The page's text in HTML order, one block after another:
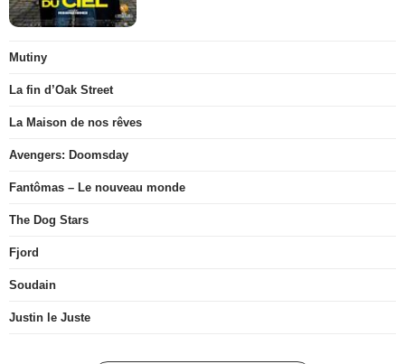
Mutiny
La fin d’Oak Street
La Maison de nos rêves
Avengers: Doomsday
Fantômas – Le nouveau monde
The Dog Stars
Fjord
Soudain
Justin le Juste